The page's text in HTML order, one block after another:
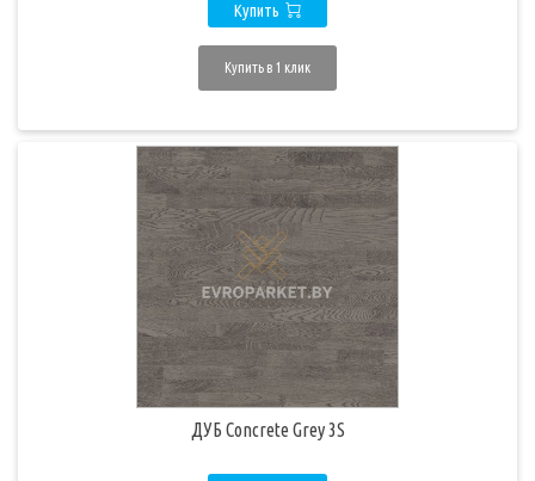
Купить
Купить в 1 клик
ДУБ Concrete Grey 3S